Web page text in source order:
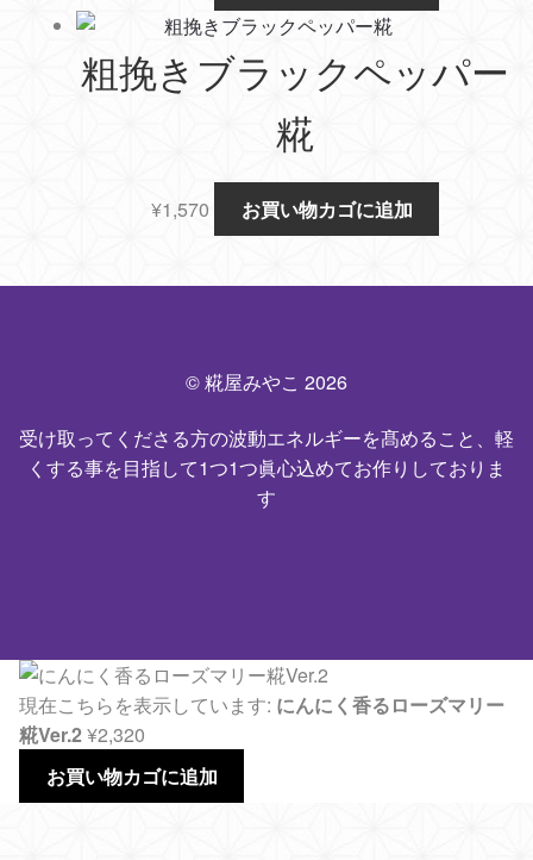
粗挽きブラックペッパー
糀
¥1,570 お買い物カゴに追加
© 糀屋みやこ 2026
受け取ってくださる方の波動エネルギーを髙めること、軽
くする事を目指して1つ1つ眞心込めてお作りしておりま
す
現在こちらを表示しています: にんにく香るローズマリー
糀Ver.2¥2,320
お買い物カゴに追加